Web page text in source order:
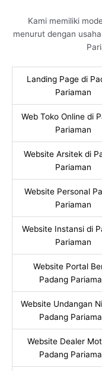
Kami memiliki
menurut dengan
Landing Page di
Pariaman
Web Toko Online di
Pariaman
Website Arsitek di
Pariaman
Website Personal
Pariaman
Website Instansi di
Pariaman
Website Portal
Padang
Website Undangan
Padang
Website Dealer
Padang